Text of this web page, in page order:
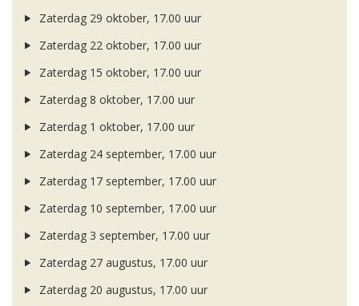
Zaterdag 29 oktober, 17.00 uur
Zaterdag 22 oktober, 17.00 uur
Zaterdag 15 oktober, 17.00 uur
Zaterdag 8 oktober, 17.00 uur
Zaterdag 1 oktober, 17.00 uur
Zaterdag 24 september, 17.00 uur
Zaterdag 17 september, 17.00 uur
Zaterdag 10 september, 17.00 uur
Zaterdag 3 september, 17.00 uur
Zaterdag 27 augustus, 17.00 uur
Zaterdag 20 augustus, 17.00 uur